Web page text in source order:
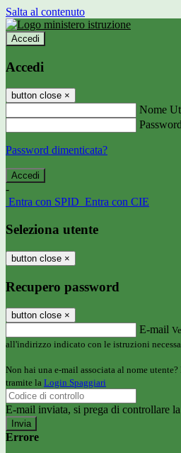
Salta al contenuto
Accedi
Accedi
button close ×
Nome
Password dimenticata?
-
Entra con SPID Entra con CIE
Seleziona utente
button close ×
Recupero password
button close ×
E-mail
all'indirizzo indicato con le istruzioni
Non hai una e-mail associata al nome
tramite la Login Spaggiari
E-mail inviata, si prega di controllare
Errore